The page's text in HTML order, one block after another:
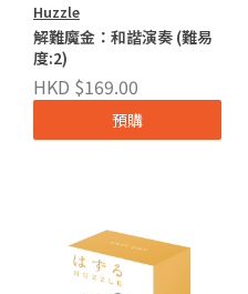
Huzzle
解難魔金：和諧演奏 (難易
度:2)
HKD $169.00
預購